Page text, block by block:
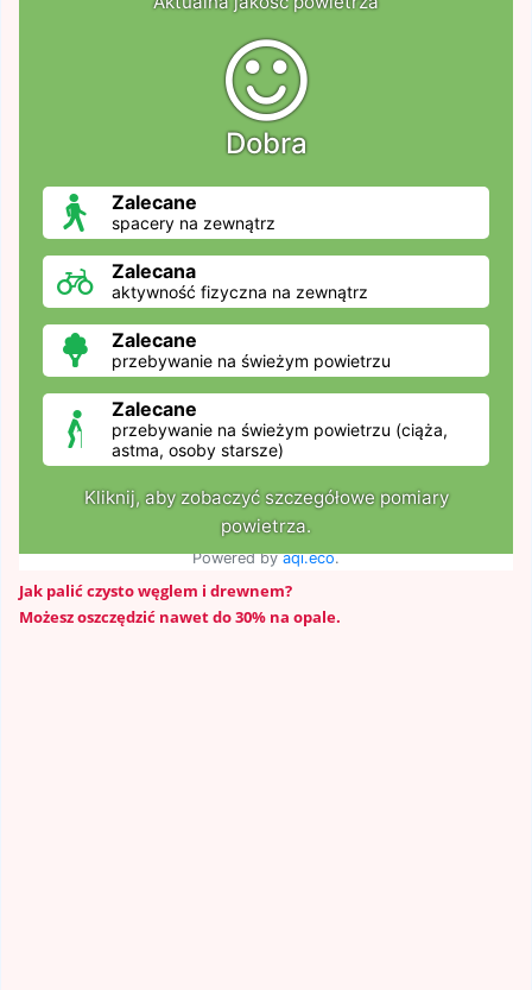
Jak palić czysto węglem i drewnem?
Możesz oszczędzić nawet do 30% na opale.